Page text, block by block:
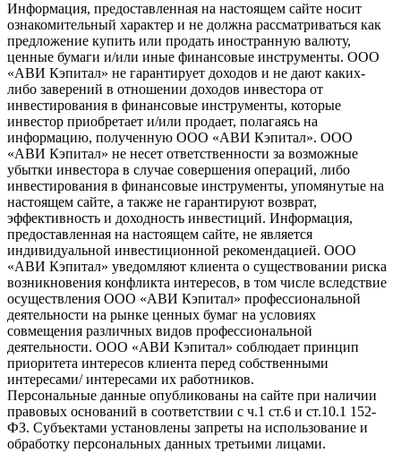
Информация, предоставленная на настоящем сайте носит
ознакомительный характер и не должна рассматриваться как
предложение купить или продать иностранную валюту,
ценные бумаги и/или иные финансовые инструменты. ООО
«АВИ Кэпитал» не гарантирует доходов и не дают каких-
либо заверений в отношении доходов инвестора от
инвестирования в финансовые инструменты, которые
инвестор приобретает и/или продает, полагаясь на
информацию, полученную ООО «АВИ Кэпитал». ООО
«АВИ Кэпитал» не несет ответственности за возможные
убытки инвестора в случае совершения операций, либо
инвестирования в финансовые инструменты, упомянутые на
настоящем сайте, а также не гарантируют возврат,
эффективность и доходность инвестиций. Информация,
предоставленная на настоящем сайте, не является
индивидуальной инвестиционной рекомендацией. ООО
«АВИ Кэпитал» уведомляют клиента о существовании риска
возникновения конфликта интересов, в том числе вследствие
осуществления ООО «АВИ Кэпитал» профессиональной
деятельности на рынке ценных бумаг на условиях
совмещения различных видов профессиональной
деятельности. ООО «АВИ Кэпитал» соблюдает принцип
приоритета интересов клиента перед собственными
интересами/ интересами их работников.
Персональные данные опубликованы на сайте при наличии
правовых оснований в соответствии с ч.1 ст.6 и ст.10.1 152-
ФЗ. Субъектами установлены запреты на использование и
обработку персональных данных третьими лицами.